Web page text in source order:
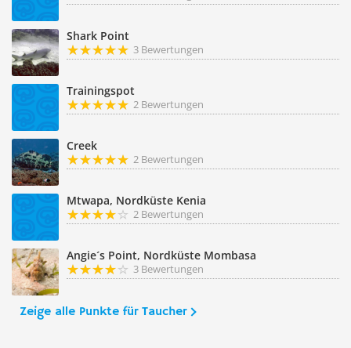
Shark Point
3 Bewertungen
Trainingspot
2 Bewertungen
Creek
2 Bewertungen
Mtwapa, Nordküste Kenia
2 Bewertungen
Angie´s Point, Nordküste Mombasa
3 Bewertungen
Zeige alle Punkte für Taucher